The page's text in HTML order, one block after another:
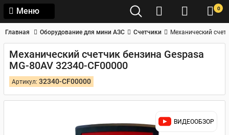
Меню 0
Главная Оборудование для мини АЗС Счетчики Механический
Механический счетчик бензина Gespasa
MG-80AV 32340-CF00000
Артикул: 32340-CF00000
ВИДЕООБЗОР